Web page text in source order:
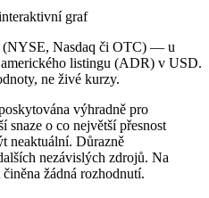
graf
(NYSE, Nasdaq či OTC) — u
listingu (ADR) v USD.
ne živé kurzy.
výhradně pro
o co největší přesnost
neaktuální. Důrazně
nezávislých zdrojů. Na
žádná rozhodnutí.